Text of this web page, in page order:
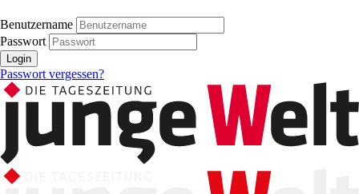
Benutzername
Passwort
Login
Passwort vergessen?